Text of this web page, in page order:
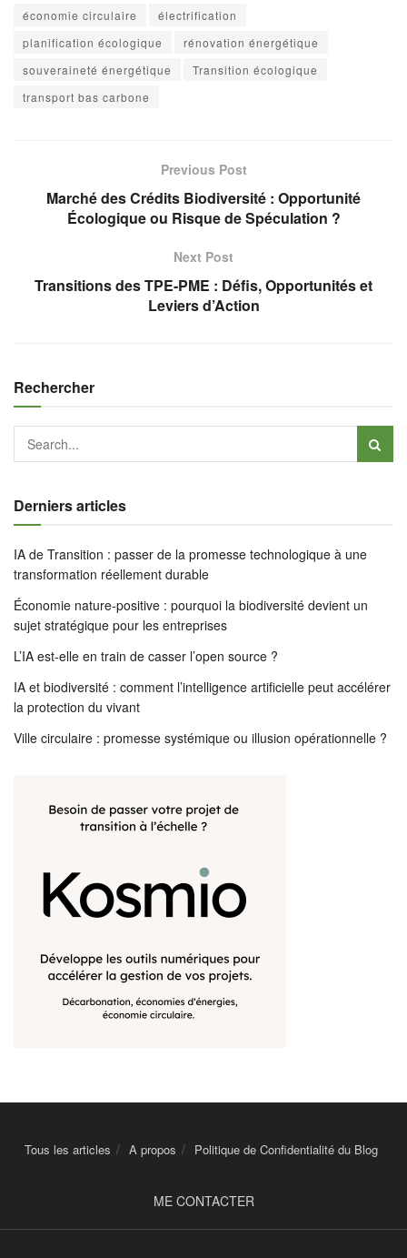
économie circulaire
électrification
planification écologique
rénovation énergétique
souveraineté énergétique
Transition écologique
transport bas carbone
Previous Post
Marché des Crédits Biodiversité : Opportunité
Écologique ou Risque de Spéculation ?
Next Post
Transitions des TPE-PME : Défis, Opportunités et
Leviers d’Action
Rechercher
Derniers articles
IA de Transition : passer de la promesse technologique à une
transformation réellement durable
Économie nature-positive : pourquoi la biodiversité devient un
sujet stratégique pour les entreprises
L’IA est-elle en train de casser l’open source ?
IA et biodiversité : comment l’intelligence artificielle peut accélérer
la protection du vivant
Ville circulaire : promesse systémique ou illusion opérationnelle ?
Tous les articles A propos Politique de Confidentialité du Blog
ME CONTACTER